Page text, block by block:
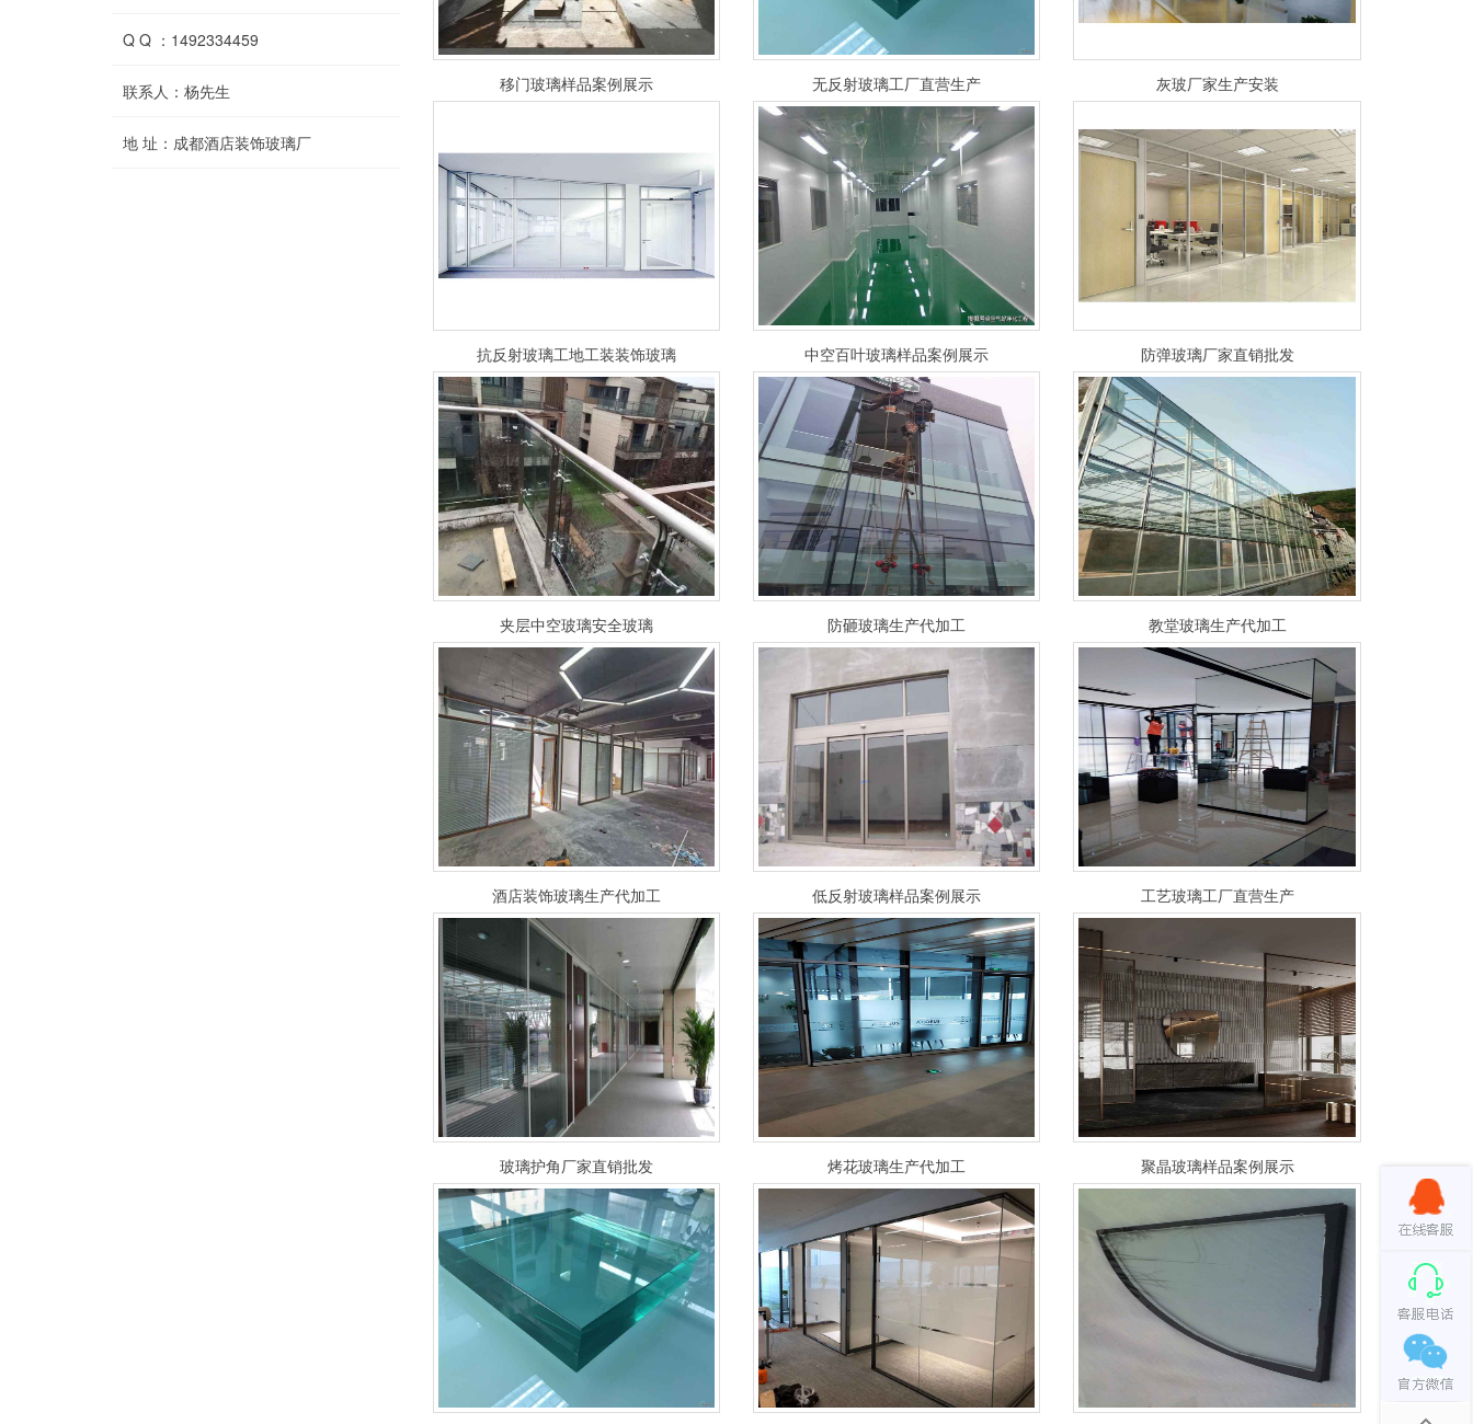
Q Q ：1492334459
联系人：杨先生
地 址：成都酒店装饰玻璃厂
移门玻璃样品案例展示 无反射玻璃工厂直营生产 灰玻厂家生产安装
抗反射玻璃工地工装装饰玻璃 中空百叶玻璃样品案例展示 防弹玻璃厂家直销批发
夹层中空玻璃安全玻璃 防砸玻璃生产代加工 教堂玻璃生产代加工
酒店装饰玻璃生产代加工 低反射玻璃样品案例展示 工艺玻璃工厂直营生产
玻璃护角厂家直销批发 烤花玻璃生产代加工 聚晶玻璃样品案例展示